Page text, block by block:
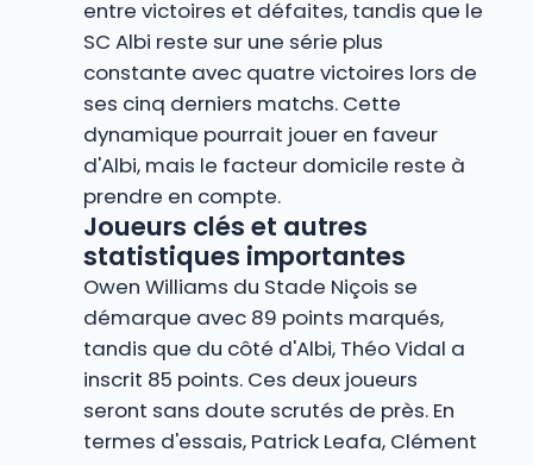
entre victoires et défaites, tandis que le
SC Albi reste sur une série plus
constante avec quatre victoires lors de
ses cinq derniers matchs. Cette
dynamique pourrait jouer en faveur
d'Albi, mais le facteur domicile reste à
prendre en compte.
Joueurs clés et autres
statistiques importantes
Owen Williams du Stade Niçois se
démarque avec 89 points marqués,
tandis que du côté d'Albi, Théo Vidal a
inscrit 85 points. Ces deux joueurs
seront sans doute scrutés de près. En
termes d'essais, Patrick Leafa, Clément